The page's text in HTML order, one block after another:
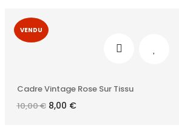
VENDU
Cadre Vintage Rose Sur Tissu
10,00€ Le
prix
8,00 €Le
prix